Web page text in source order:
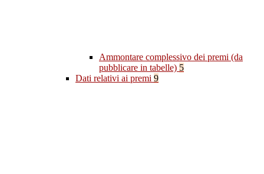
Ammontare complessivo dei premi (da
pubblicare in tabelle) 5
Dati relativi ai premi 9